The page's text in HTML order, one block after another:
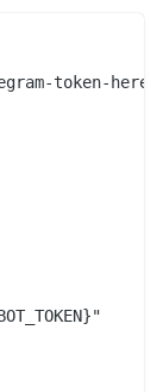
token-here